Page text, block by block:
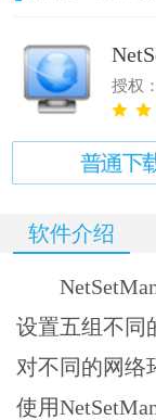
授权
软件介绍
设置五组不同
对不同的网络
使用